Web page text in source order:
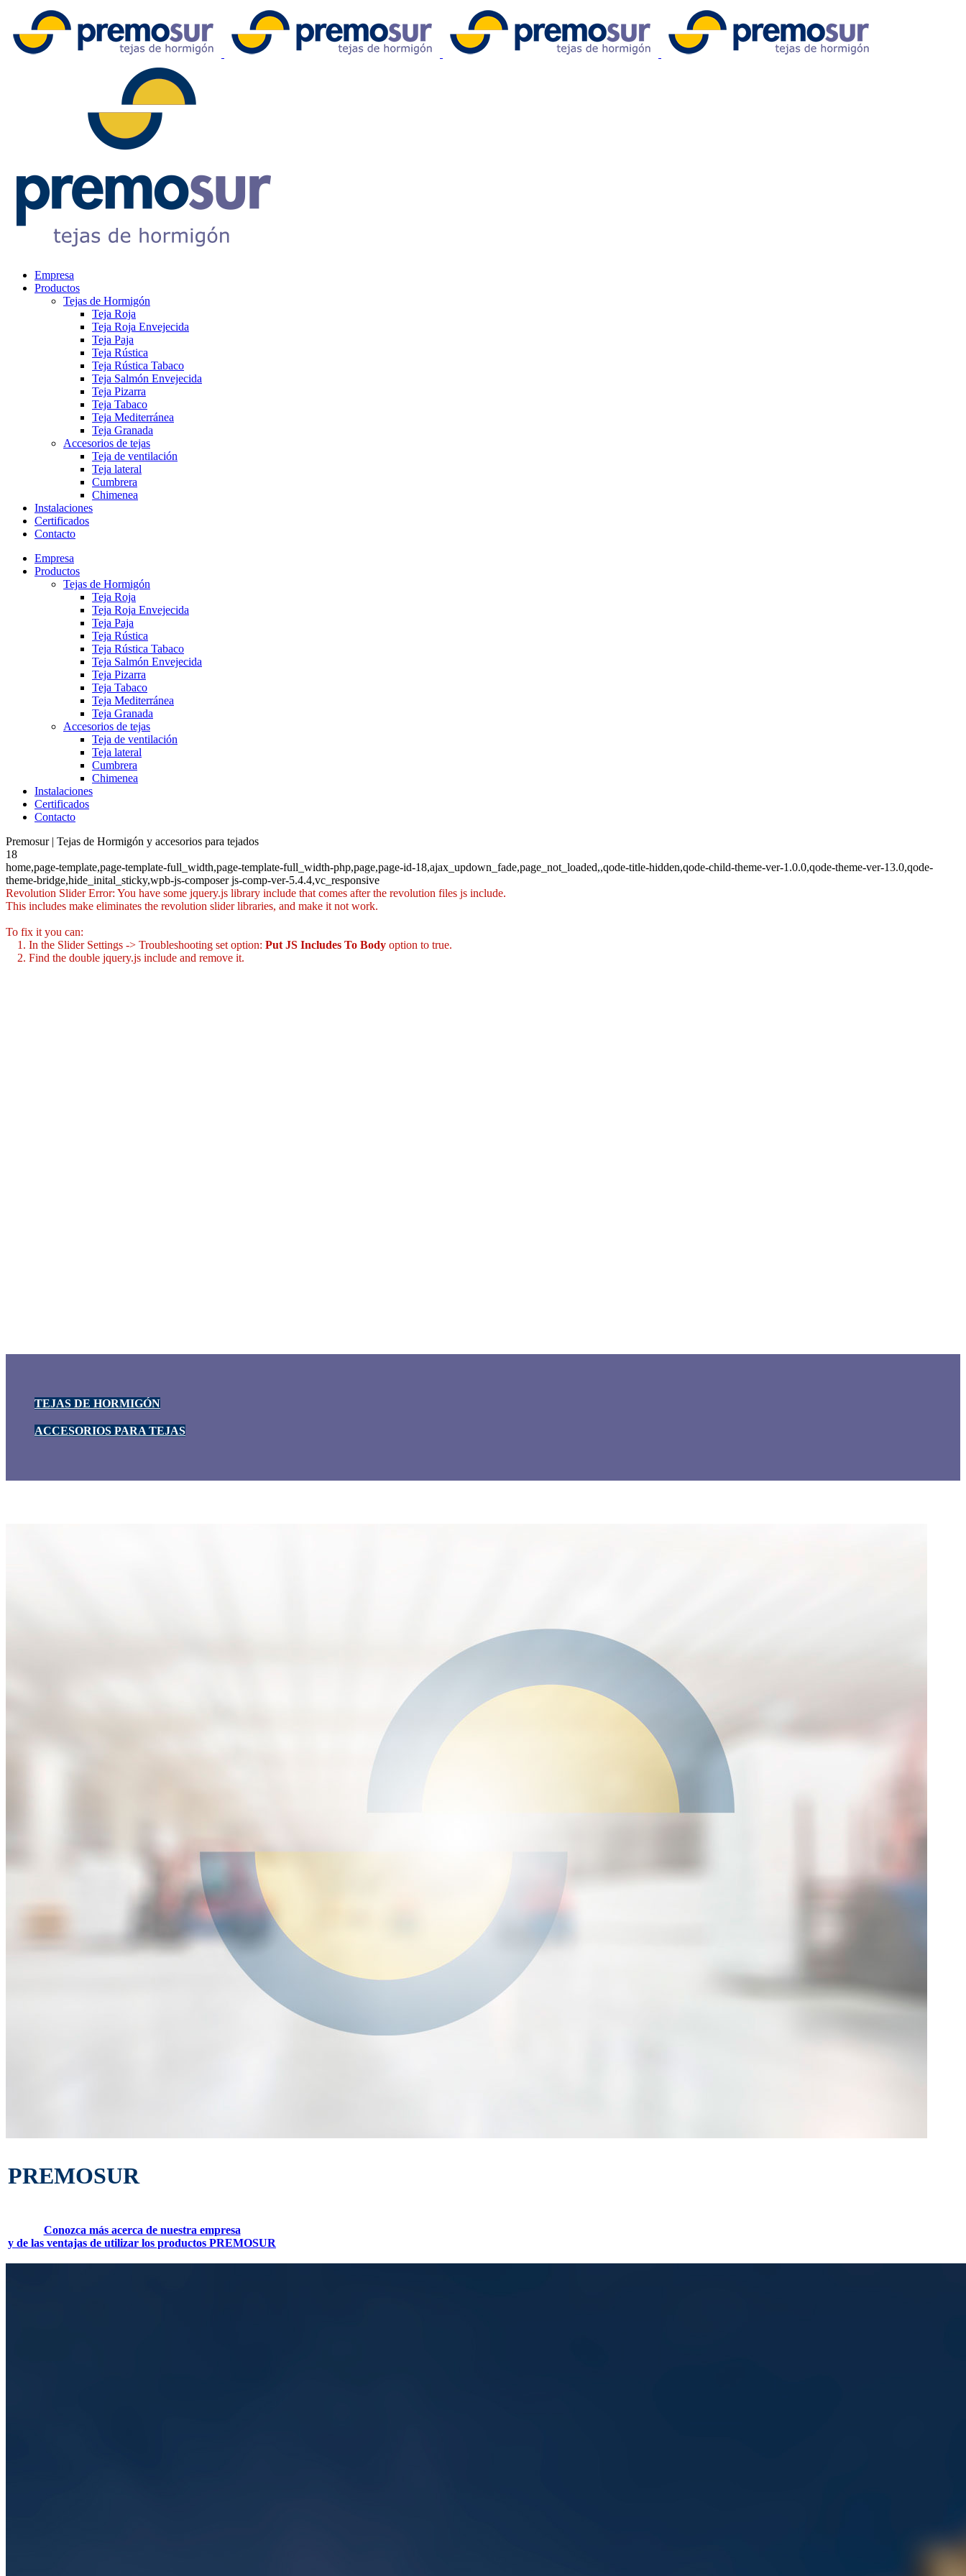
Empresa
Productos
Tejas de Hormigón
Teja Roja
Teja Roja Envejecida
Teja Paja
Teja Rústica
Teja Rústica Tabaco
Teja Salmón Envejecida
Teja Pizarra
Teja Tabaco
Teja Mediterránea
Teja Granada
Accesorios de tejas
Teja de ventilación
Teja lateral
Cumbrera
Chimenea
Instalaciones
Certificados
Contacto
Empresa
Productos
Tejas de Hormigón
Teja Roja
Teja Roja Envejecida
Teja Paja
Teja Rústica
Teja Rústica Tabaco
Teja Salmón Envejecida
Teja Pizarra
Teja Tabaco
Teja Mediterránea
Teja Granada
Accesorios de tejas
Teja de ventilación
Teja lateral
Cumbrera
Chimenea
Instalaciones
Certificados
Contacto
Premosur | Tejas de Hormigón y accesorios para tejados
18
home,page-template,page-template-full_width,page-template-full_width-php,page,page-id-18,ajax_updown_fade,page_not_loaded,,qode-title-hidden,qode-child-theme-ver-1.0.0,qode-theme-ver-13.0,qode-
theme-bridge,hide_inital_sticky,wpb-js-composer js-comp-ver-5.4.4,vc_responsive
Revolution Slider Error: You have some jquery.js library include that comes after the revolution files js include.
This includes make eliminates the revolution slider libraries, and make it not work.
To fix it you can:
1. In the Slider Settings -> Troubleshooting set option: Put JS Includes To Body option to true.
2. Find the double jquery.js include and remove it.
TEJAS DE HORMIGÓN
ACCESORIOS PARA TEJAS
PREMOSUR
Conozca más acerca de nuestra empresa
y de las ventajas de utilizar los productos PREMOSUR